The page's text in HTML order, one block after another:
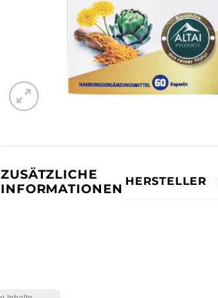
ZUSÄTZLICHE
INFORMATIONEN
HERSTELLER